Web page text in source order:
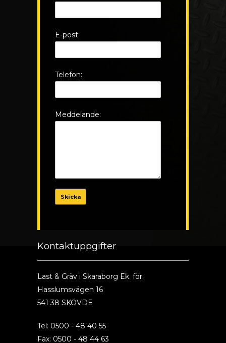
E-post:
Telefon:
Meddelande:
Kontaktuppgifter
Last & Gräv i Skaraborg Ek. för.
Hasslumsvägen 16
541 38 SKÖVDE
Tel: 0500 - 48 40 55
Fax: 0500 - 48 44 63